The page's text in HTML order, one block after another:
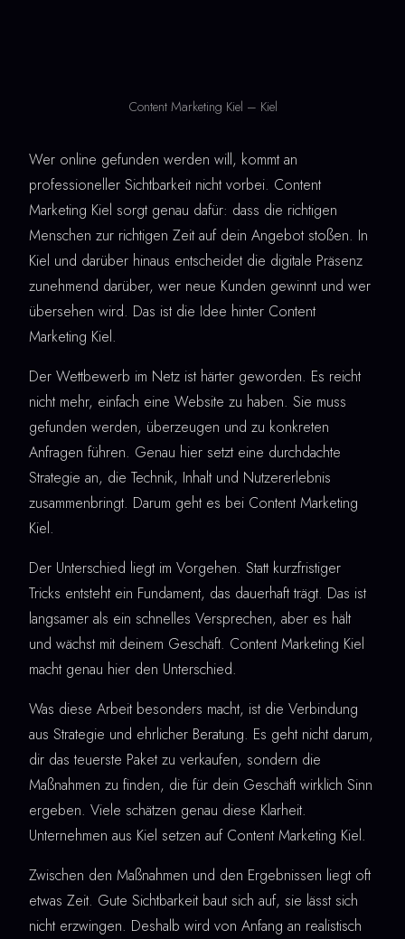
Content Marketing Kiel – Kiel
Wer online gefunden werden will, kommt an
professioneller Sichtbarkeit nicht vorbei. Content
Marketing Kiel sorgt genau dafür: dass die richtigen
Menschen zur richtigen Zeit auf dein Angebot stoßen. In
Kiel und darüber hinaus entscheidet die digitale Präsenz
zunehmend darüber, wer neue Kunden gewinnt und wer
übersehen wird. Das ist die Idee hinter Content
Marketing Kiel.
Der Wettbewerb im Netz ist härter geworden. Es reicht
nicht mehr, einfach eine Website zu haben. Sie muss
gefunden werden, überzeugen und zu konkreten
Anfragen führen. Genau hier setzt eine durchdachte
Strategie an, die Technik, Inhalt und Nutzererlebnis
zusammenbringt. Darum geht es bei Content Marketing
Kiel.
Der Unterschied liegt im Vorgehen. Statt kurzfristiger
Tricks entsteht ein Fundament, das dauerhaft trägt. Das ist
langsamer als ein schnelles Versprechen, aber es hält
und wächst mit deinem Geschäft. Content Marketing Kiel
macht genau hier den Unterschied.
Was diese Arbeit besonders macht, ist die Verbindung
aus Strategie und ehrlicher Beratung. Es geht nicht darum,
dir das teuerste Paket zu verkaufen, sondern die
Maßnahmen zu finden, die für dein Geschäft wirklich Sinn
ergeben. Viele schätzen genau diese Klarheit.
Unternehmen aus Kiel setzen auf Content Marketing Kiel.
Zwischen den Maßnahmen und den Ergebnissen liegt oft
etwas Zeit. Gute Sichtbarkeit baut sich auf, sie lässt sich
nicht erzwingen. Deshalb wird von Anfang an realistisch